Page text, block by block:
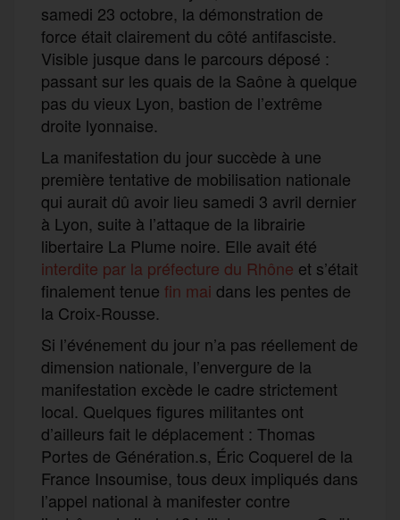
samedi 23 octobre, la démonstration de
force était clairement du côté antifasciste.
Visible jusque dans le parcours déposé :
passant sur les quais de la Saône à quelque
pas du vieux Lyon, bastion de l’extrême
droite lyonnaise.
La manifestation du jour succède à une
première tentative de mobilisation nationale
qui aurait dû avoir lieu samedi 3 avril dernier
à Lyon, suite à l’attaque de la librairie
libertaire La Plume noire. Elle avait été
interdite par la préfecture du Rhône et s’était
finalement tenue fin mai dans les pentes de
la Croix-Rousse.
Si l’événement du jour n’a pas réellement de
dimension nationale, l’envergure de la
manifestation excède le cadre strictement
local. Quelques figures militantes ont
d’ailleurs fait le déplacement : Thomas
Portes de Génération.s, Éric Coquerel de la
France Insoumise, tous deux impliqués dans
l’appel national à manifester contre